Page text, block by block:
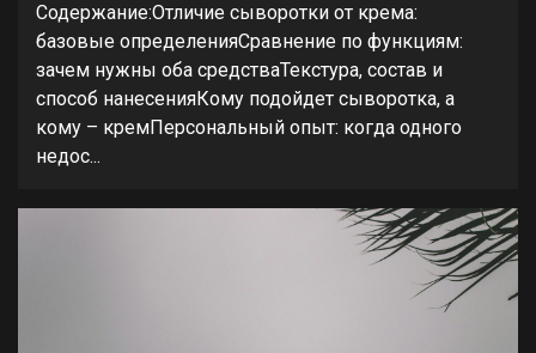
Содержание:Отличие сыворотки от крема:
базовые определенияСравнение по функциям:
зачем нужны оба средстваТекстура, состав и
способ нанесенияКому подойдет сыворотка, а
кому – кремПерсональный опыт: когда одного
недос...